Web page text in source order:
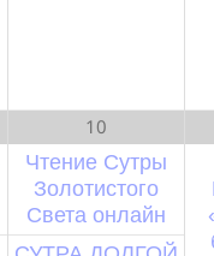
10
Чтение Сутры
Золотистого
Света онлайн